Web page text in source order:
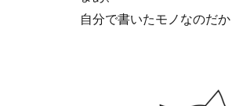
自分で書いたモノなのだ